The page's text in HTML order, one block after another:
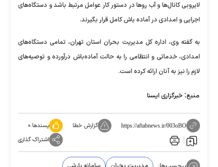
لایروبی کانال‌ها و آب روها در دستور کار عوامل مرتبط باشد و دستگاه‌های
اجرایی و امدادی در آماده باش کامل قرار بگیرند.
به گفته وی، اداره کل مدیریت بحران استان تهران، تمامی دستگاه‌های
امدادی، خدماتی و انتظامی را به حالت آماده‌باش درآورده و توصیه‌های
لازم را نیز به آنان ارائه کرده است.
منبع: خبرگزاری ایسنا
https://aftabnews.ir/003oBO گزارش خطا پسندها:۰
اشتراک گذاری